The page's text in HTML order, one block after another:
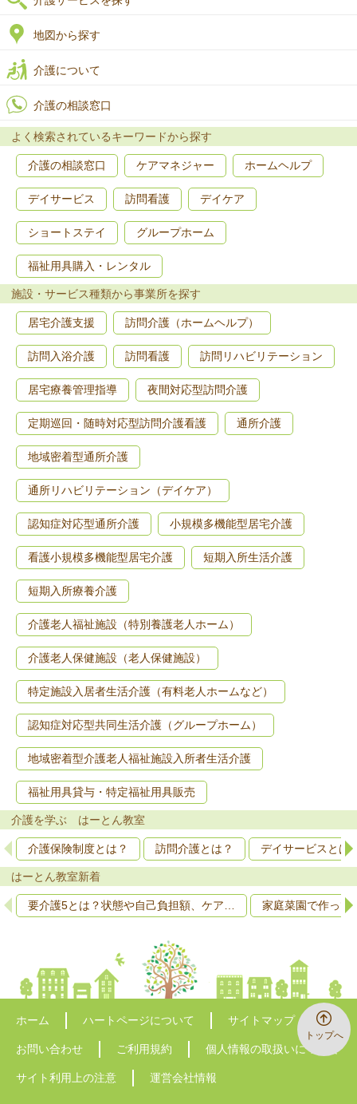
トップへ
地図から探す
介護について
介護の相談窓口
よく検索されているキーワードから探す
介護の相談窓口 ケアマネジャー ホームヘルプ
デイサービス 訪問看護 デイケア
ショートステイ グループホーム
福祉用具購入・レンタル
施設・サービス種類から事業所を探す
居宅介護支援 訪問介護（ホームヘルプ）
訪問入浴介護 訪問看護 訪問リハビリテーション
居宅療養管理指導 夜間対応型訪問介護
定期巡回・随時対応型訪問介護看護 通所介護
地域密着型通所介護
通所リハビリテーション（デイケア）
認知症対応型通所介護 小規模多機能型居宅介護
看護小規模多機能型居宅介護 短期入所生活介護
短期入所療養介護
介護老人福祉施設（特別養護老人ホーム）
介護老人保健施設（老人保健施設）
特定施設入居者生活介護（有料老人ホームなど）
認知症対応型共同生活介護（グループホーム）
地域密着型介護老人福祉施設入所者生活介護
福祉用具貸与・特定福祉用具販売
介護を学ぶ はーとん教室
介護保険制度とは？ 訪問介護とは？ デイサービスとは
はーとん教室新着
要介護5とは？状態や自己負担額、ケア… 家庭菜園で作っ
ホーム ハートページについて サイトマップ
お問い合わせ ご利用規約 個人情報の取扱いについて
サイト利用上の注意 運営会社情報